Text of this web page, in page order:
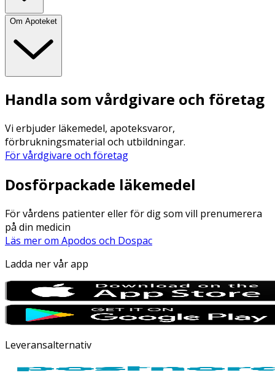
Om Apoteket
Handla som vårdgivare och företag
Vi erbjuder läkemedel, apoteksvaror,
förbrukningsmaterial och utbildningar.
För vårdgivare och företag
Dosförpackade läkemedel
För vårdens patienter eller för dig som vill prenumerera
på din medicin
Läs mer om Apodos och Dospac
Ladda ner vår app
Leveransalternativ